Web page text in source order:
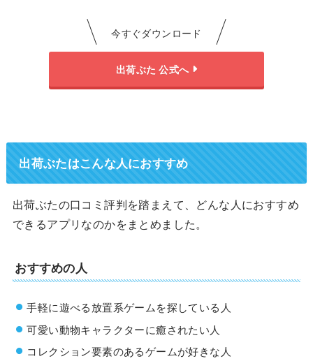
今すぐダウンロード
出荷ぶた 公式へ
出荷ぶたはこんな人におすすめ
出荷ぶたの口コミ評判を踏まえて、どんな人におすすめ
できるアプリなのかをまとめました。
おすすめの人
手軽に遊べる放置系ゲームを探している人
可愛い動物キャラクターに癒されたい人
コレクション要素のあるゲームが好きな人